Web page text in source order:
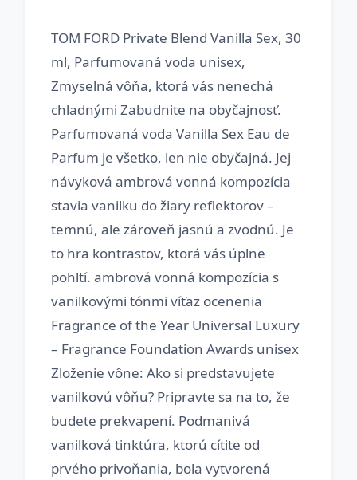
TOM FORD Private Blend Vanilla Sex, 30
ml, Parfumovaná voda unisex,
Zmyselná vôňa, ktorá vás nenechá
chladnými Zabudnite na obyčajnosť.
Parfumovaná voda Vanilla Sex Eau de
Parfum je všetko, len nie obyčajná. Jej
návyková ambrová vonná kompozícia
stavia vanilku do žiary reflektorov –
temnú, ale zároveň jasnú a zvodnú. Je
to hra kontrastov, ktorá vás úplne
pohltí. ambrová vonná kompozícia s
vanilkovými tónmi víťaz ocenenia
Fragrance of the Year Universal Luxury
– Fragrance Foundation Awards unisex
Zloženie vône: Ako si predstavujete
vanilkovú vôňu? Pripravte sa na to, že
budete prekvapení. Podmanivá
vanilková tinktúra, ktorú cítite od
prvého privoňania, bola vytvorená